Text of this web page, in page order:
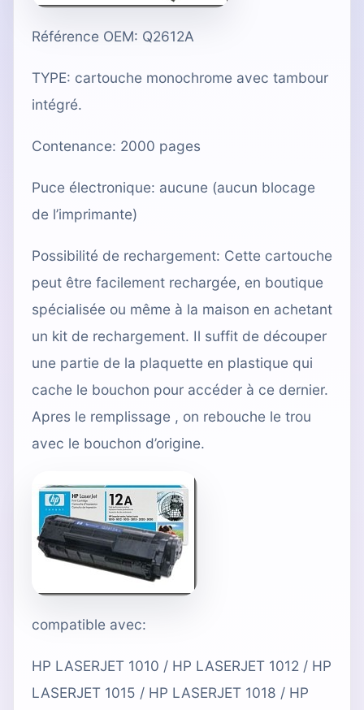
Référence OEM: Q2612A
TYPE: cartouche monochrome avec tambour
intégré.
Contenance: 2000 pages
Puce électronique: aucune (aucun blocage
de l’imprimante)
Possibilité de rechargement: Cette cartouche
peut être facilement rechargée, en boutique
spécialisée ou même à la maison en achetant
un kit de rechargement. Il suffit de découper
une partie de la plaquette en plastique qui
cache le bouchon pour accéder à ce dernier.
Apres le remplissage , on rebouche le trou
avec le bouchon d’origine.
compatible avec:
HP LASERJET 1010 / HP LASERJET 1012 / HP
LASERJET 1015 / HP LASERJET 1018 / HP